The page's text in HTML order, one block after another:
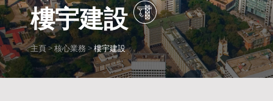
樓宇建設
主頁>核心業務>樓宇建設